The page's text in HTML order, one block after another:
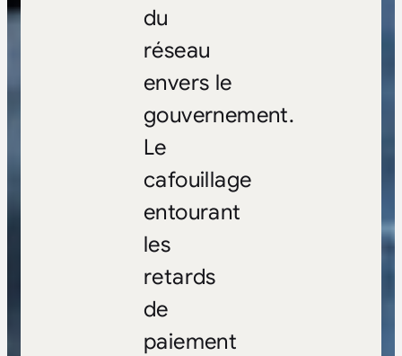
du
réseau
envers le
gouvernement.
Le
cafouillage
entourant
les
retards
de
paiement